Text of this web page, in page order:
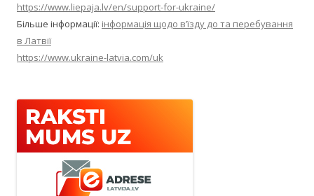
https://www.liepaja.lv/en/support-for-ukraine/
Більше інформації: інформація щодо в’їзду до та перебування
в Латвії
https://www.ukraine-latvia.com/uk